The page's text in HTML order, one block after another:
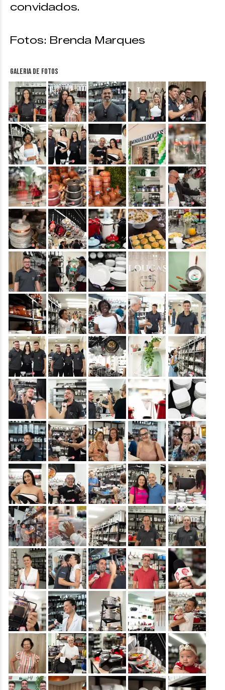
convidados.
Fotos: Brenda Marques
Galeria de fotos
&nbsp; &nbsp; &nbsp; &nbsp; &nbsp;
&nbsp; &nbsp; &nbsp; &nbsp; &nbsp;
&nbsp; &nbsp; &nbsp; &nbsp; &nbsp;
&nbsp; &nbsp; &nbsp; &nbsp; &nbsp;
&nbsp; &nbsp; &nbsp; &nbsp; &nbsp;
&nbsp; &nbsp; &nbsp; &nbsp; &nbsp;
&nbsp; &nbsp; &nbsp; &nbsp; &nbsp;
&nbsp; &nbsp; &nbsp; &nbsp; &nbsp;
&nbsp; &nbsp; &nbsp; &nbsp; &nbsp;
&nbsp; &nbsp; &nbsp; &nbsp; &nbsp;
&nbsp; &nbsp; &nbsp; &nbsp; &nbsp;
&nbsp; &nbsp; &nbsp; &nbsp; &nbsp;
&nbsp; &nbsp; &nbsp; &nbsp; &nbsp;
&nbsp; &nbsp; &nbsp; &nbsp; &nbsp;
&nbsp; &nbsp; &nbsp; &nbsp; &nbsp;